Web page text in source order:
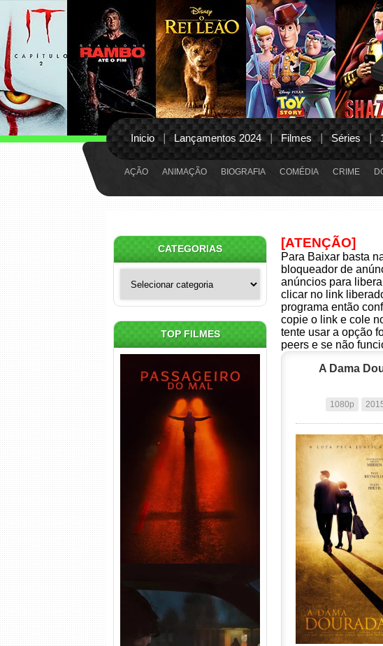
Inicio Lançamentos 2024 Filmes Séries
AÇÃO ANIMAÇÃO BIOGRAFIA COMÉDIA CRIME
[ATENÇÃO]
Para Baixar basta
bloqueador de
anúncios para
clicar no link
programa então
copie o link e cole
tente usar a opção
peers e se não
A Dama
1080p
CATEGORIAS
TOP FILMES
Passageiro do Mal Torrent
(2026) WEB-DL 1080p Dual
Áudio